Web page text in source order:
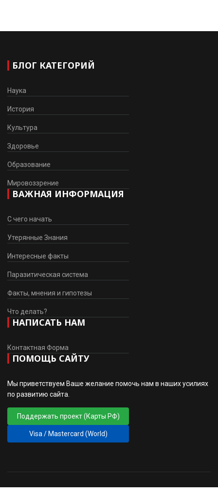
БЛОГ КАТЕГОРИЙ
Наука
История
Культура
Здоровье
Образование
Мировоззрение
ВАЖНАЯ ИНФОРМАЦИЯ
С чего начать
Утерянные Знания
Интересные факты
Паразитическая система
Факты, мнения и гипотезы
Что делать?
НАПИСАТЬ НАМ
Контактная Форма
ПОМОЩЬ САЙТУ
Мы приветствуем Ваше желание помочь нам в наших усилиях
по развитию сайта.
Поддержать проект (Карты РФ)
Visa / Mastercard (World)